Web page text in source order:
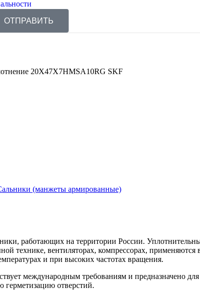
ОТПРАВИТЬ
20X47X7HMSA10RG SKF
(манжеты армированные)
работающих на территории России.
технике, вентиляторах, компрессорах,
и при высоких частотах вращения.
международным требованиям и предназначено
герметизацию отверстий.